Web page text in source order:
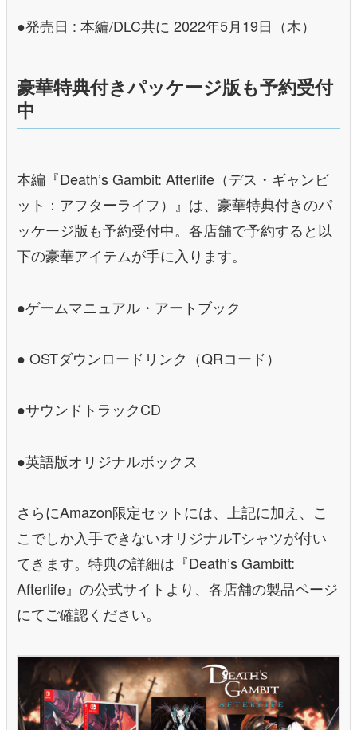
●発売日 : 本編/DLC共に 2022年5月19日（木）
豪華特典付きパッケージ版も予約受付
中
本編『Death’s Gambit: Afterlife（デス・ギャンビ
ット：アフターライフ）』は、豪華特典付きのパ
ッケージ版も予約受付中。各店舗で予約すると以
下の豪華アイテムが手に入ります。
●ゲームマニュアル・アートブック
● OSTダウンロードリンク（QRコード）
●サウンドトラックCD
●英語版オリジナルボックス
さらにAmazon限定セットには、上記に加え、こ
こでしか入手できないオリジナルTシャツが付い
てきます。特典の詳細は『Death’s Gambitt:
Afterlife』の公式サイトより、各店舗の製品ページ
にてご確認ください。